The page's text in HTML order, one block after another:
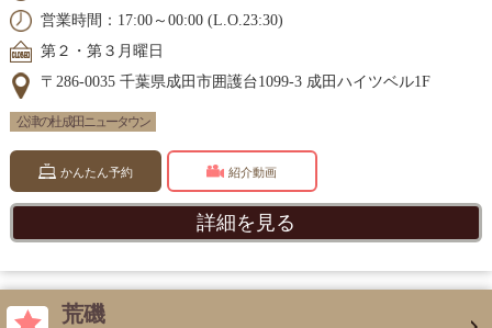
営業時間：17:00～00:00 (L.O.23:30)
第２・第３月曜日
〒286-0035 千葉県成田市囲護台1099-3 成田ハイツベル1F
公津の杜 成田ニュータウン
かんたん予約 紹介動画
詳細を見る
荒磯